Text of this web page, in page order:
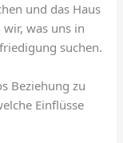
und das Haus
was uns in
suchen.
Beziehung zu
Einflüsse